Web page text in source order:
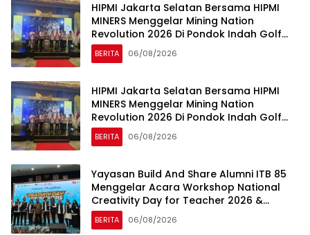
HIPMI Jakarta Selatan Bersama HIPMI
MINERS Menggelar Mining Nation
Revolution 2026 Di Pondok Indah Golf
Jakarta
BERITA 06/08/2026
HIPMI Jakarta Selatan Bersama HIPMI
MINERS Menggelar Mining Nation
Revolution 2026 Di Pondok Indah Golf
Jakarta
BERITA 06/08/2026
Yayasan Build And Share Alumni ITB 85
Menggelar Acara Workshop National
Creativity Day for Teacher 2026 &
Dibuka Resmi Pramono Anung (Gubernur
DKI Jakarta)
BERITA 06/08/2026